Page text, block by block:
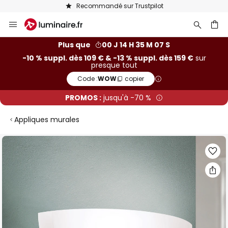
Recommandé sur Trustpilot
Allez
au
Plus que
00 J 14 H 35 M 06 S
-10 % suppl. dès 109 € & -13 % suppl. dès 159 €sur
presque tout
Code :WOW copier
PROMOS : jusqu'à -70 %
Appliques murales
Skip
to
the
images